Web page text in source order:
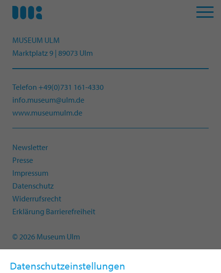
Datenschutzeinstellungen
MUSEUM ULM
Marktplatz 9 | 89073 Ulm
Telefon +49(0)731 161-4330
info.museum@ulm.de
www.museumulm.de
Newsletter
Presse
Impressum
Datenschutz
Widerrufsrecht
Erklärung Barrierefreiheit
© 2026 Museum Ulm